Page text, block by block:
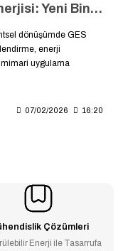
Kentsel Dönüşüm ve Güneş Enerjisi: Yeni Binalarda Zorunlu GES Yönetmeliği ve Uygulama Rehberi
dönüşümde GES
enerji
mimari uygulama
07/02/2026 16:20
Çözümleri
Enerji ile Tasarrufa